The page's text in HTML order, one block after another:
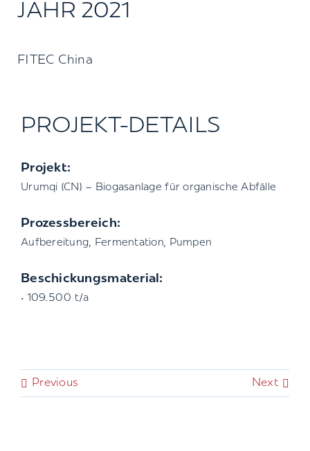
Previous Next
PROJEKT-DETAILS
Projekt:
Urumqi (CN) – Biogasanlage für organische Abfälle
Prozessbereich:
Aufbereitung, Fermentation, Pumpen
Beschickungsmaterial:
• 109.500 t/a
JAHR 2021
FITEC China